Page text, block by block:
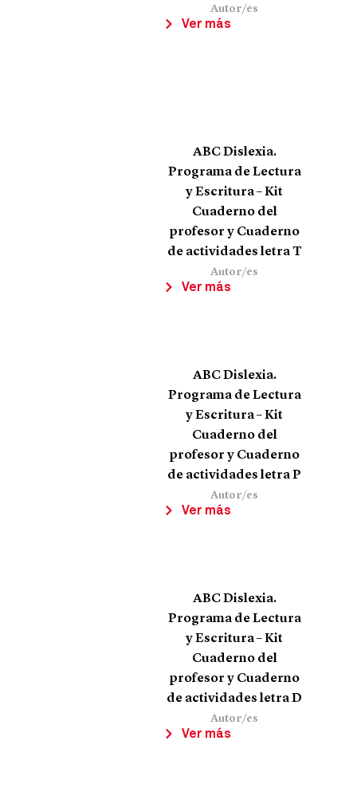
Autor/es
Ver más
ABC Dislexia.
Programa de Lectura
y Escritura – Kit
Cuaderno del
profesor y Cuaderno
de actividades letra T
Autor/es
Ver más
ABC Dislexia.
Programa de Lectura
y Escritura – Kit
Cuaderno del
profesor y Cuaderno
de actividades letra P
Autor/es
Ver más
ABC Dislexia.
Programa de Lectura
y Escritura – Kit
Cuaderno del
profesor y Cuaderno
de actividades letra D
Autor/es
Ver más